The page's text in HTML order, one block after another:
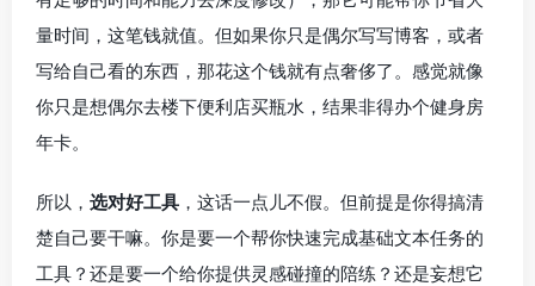
量时间，这笔钱就值。但如果你只是偶尔写写博客，或者
写给自己看的东西，那花这个钱就有点奢侈了。感觉就像
你只是想偶尔去楼下便利店买瓶水，结果非得办个健身房
年卡。
所以， 选对好工具 ，这话一点儿不假。但前提是你得搞清
楚自己要干嘛。你是要一个帮你快速完成基础文本任务的
工具？还是要一个给你提供灵感碰撞的陪练？还是妄想它